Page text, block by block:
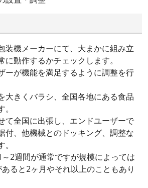
装機メーカーにて、大まかに組み立
に動作するかチェックします。
ーが機能を満足するように調整を行
大きくバラシ、全国各地にある食品
て全国に出張し、エンドユーザーで
付、他機械とのドッキング、調整な
2週間が通常ですが規模によっては
ると2ヶ月やそれ以上のこともあり